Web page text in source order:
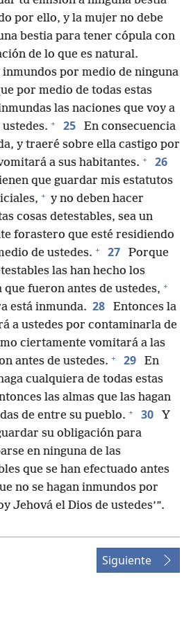
por ello, y la mujer no debe
bestia para tener cópula con
de lo que es natural.
inmundos por medio de ninguna
por medio de todas estas
las naciones que voy a
+ 25
En consecuencia
y traeré sobre ella castigo por
a sus habitantes. + 26
que guardar mis estatutos
+ y no deben hacer
cosas detestables, sea un
forastero que esté residiendo
de ustedes. + 27
Porque
las han hecho los
fueron antes de ustedes, +
está inmunda. 28
Entonces la
a ustedes por contaminarla de
ciertamente vomitará a las
antes de ustedes. + 29
En
cualquiera de todas estas
las almas que las hagan
de entre su pueblo. + 30
Y
su obligación para
en ninguna de las
que se han efectuado antes
no se hagan inmundos por
Jehová el Dios de ustedes’”.
Siguiente